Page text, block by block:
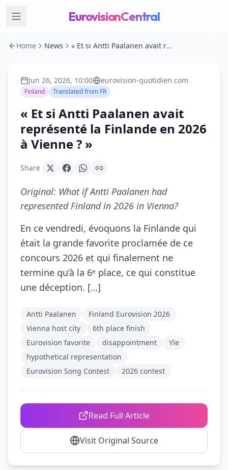
EurovisionCentral
Home News « Et si Antti Paalanen avait représenté la Finlande en 2026 à Vienne ? »
Jun 26, 2026, 10:00 eurovision-quotidien.com
Finland Translated from FR
« Et si Antti Paalanen avait
représenté la Finlande en 2026
à Vienne ? »
Share
Original: What if Antti Paalanen had
represented Finland in 2026 in Vienna?
En ce vendredi, évoquons la Finlande qui
était la grande favorite proclamée de ce
concours 2026 et qui finalement ne
termine qu’à la 6ᵉ place, ce qui constitue
une déception. […]
Antti Paalanen
Finland Eurovision 2026
Vienna host city
6th place finish
Eurovision favorite
disappointment
Yle
hypothetical representation
Eurovision Song Contest
2026 contest
Read Full Article
Visit Original Source